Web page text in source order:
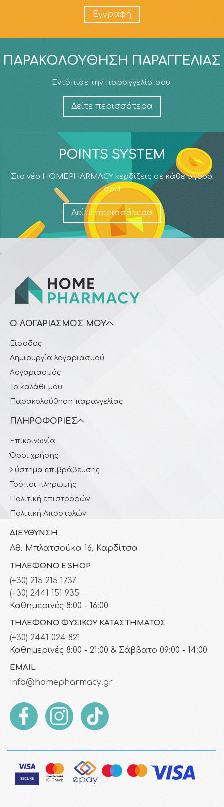
Εγγραφή
ΠΑΡΑΚΟΛΟΎΘΗΣΗ ΠΑΡΑΓΓΕΛΊΑΣ
Εντόπισε την παραγγελία σου.
Δείτε περισσότερα
POINTS SYSTEM
Στο νέο HOMEPHARMACY κερδίζεις σε κάθε αγορά
σου!
Δείτε περισσότερα
Ο ΛΟΓΑΡΙΑΣΜΌΣ ΜΟΥ
Είσοδος
Δημιουργία λογαριασμού
Λογαριασμός
Το καλάθι μου
Παρακολούθηση παραγγελίας
ΠΛΗΡΟΦΟΡΊΕΣ
Επικοινωνία
Όροι χρήσης
Σύστημα επιβράβευσης
Τρόποι πληρωμής
Πολιτική επιστροφών
Πολιτική Αποστολών
ΔΙΕΎΘΥΝΣΗ
Αθ. Μπλατσούκα 16, Καρδίτσα
ΤΗΛΈΦΩΝΟ ESHOP
(+30) 215 215 1737
(+30) 2441 151 935
Καθημερινές 8:00 - 16:00
ΤΗΛΈΦΩΝΟ ΦΥΣΙΚΟΎ ΚΑΤΑΣΤΉΜΑΤΟΣ
(+30) 2441 024 821
Καθημερινές 8:00 - 21:00 & Σάββατο 09:00 - 14:00
EMAIL
info@homepharmacy.gr